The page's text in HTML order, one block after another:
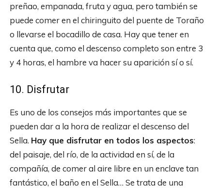
preñao, empanada, fruta y agua, pero también se
puede comer en el chiringuito del puente de Toraño
o llevarse el bocadillo de casa. Hay que tener en
cuenta que, como el descenso completo son entre 3
y 4 horas, el hambre va hacer su aparición sí o sí.
10. Disfrutar
Es uno de los consejos más importantes que se
pueden dar a la hora de realizar el descenso del
Sella. Hay que disfrutar en todos los aspectos:
del paisaje, del río, de la actividad en sí, de la
compañía, de comer al aire libre en un enclave tan
fantástico, el baño en el Sella… Se trata de una